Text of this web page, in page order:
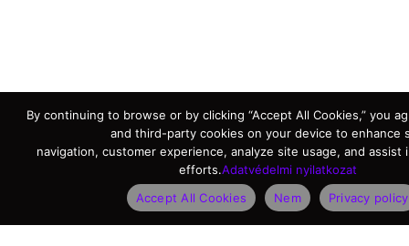
By continuing to browse or by clicking “Accept All Cookies,” you
and third-party cookies on your device to enhance
navigation, customer experience, analyze site usage, and assist
efforts.Adatvédelmi nyilatkozat
Accept All Cookies
Nem Privacy policy